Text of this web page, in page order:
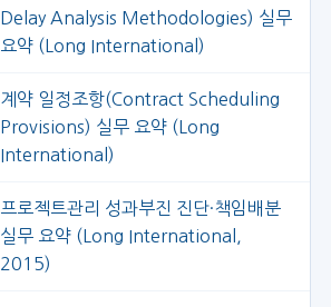
Delay Analysis Methodologies) 실무
요약 (Long International)
계약 일정조항(Contract Scheduling
Provisions) 실무 요약 (Long
International)
프로젝트관리 성과부진 진단·책임배분
실무 요약 (Long International,
2015)